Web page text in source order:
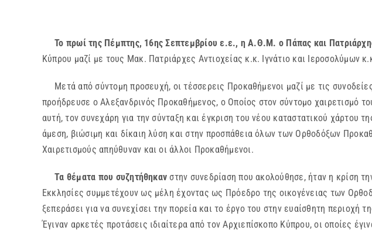
Το πρωί της Πέμπτης, 16ης Σεπτεμβρίου ε.ε., η Α.Θ.Μ. ο Πάπας και
Κύπρου μαζί με τους Μακ. Πατριάρχες Αντιοχείας κ.κ. Ιγνάτιο και
Μετά από σύντομη προσευχή, οι τέσσερεις Προκαθήμενοι μαζί με τις
προήδρευσε ο Αλεξανδρινός Προκαθήμενος, ο Οποίος στον σύντομο χαιρετισμό
αυτή, τον συνεχάρη για την σύνταξη και έγκριση του νέου καταστατικού χάρτου
άμεση, βιώσιμη και δίκαιη λύση και στην προσπάθεια όλων των Ορθοδόξων
Χαιρετισμούς απηύθυναν και οι άλλοι Προκαθήμενοι.
Τα θέματα που συζητήθηκαν στην συνεδρίαση που ακολούθησε, ήταν η κρίση
Εκκλησίες συμμετέχουν ως μέλη έχοντας ως Πρόεδρο της οικογένειας των
ξεπεράσει για να συνεχίσει την πορεία και το έργο του στην ευαίσθητη περιοχή
Έγιναν αρκετές προτάσεις ιδιαίτερα από τον Αρχιεπίσκοπο Κύπρου, οι οποίες